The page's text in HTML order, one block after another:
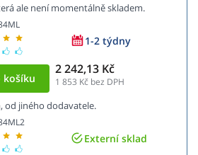
ale není momentálně skladem.
1-2 týdny
2 242,13 Kč
1 853 Kč bez DPH
od jiného dodavatele.
Externí sklad